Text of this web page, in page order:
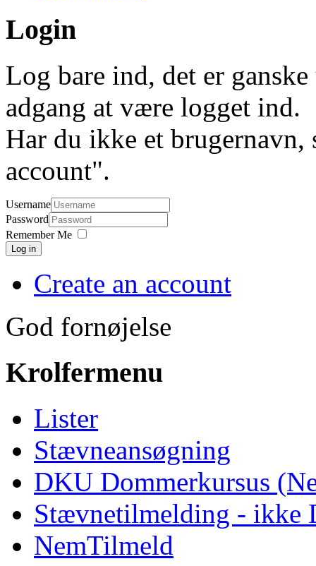
Login
Log bare ind, det er
adgang at være logget ind.
Har du ikke et brugernavn,
account".
Username
Password
Remember Me
Log in
Create an account
God fornøjelse
Krolfermenu
Lister
Stævneansøgning
DKU Dommerkursus
Stævnetilmelding - ikke
NemTilmeld